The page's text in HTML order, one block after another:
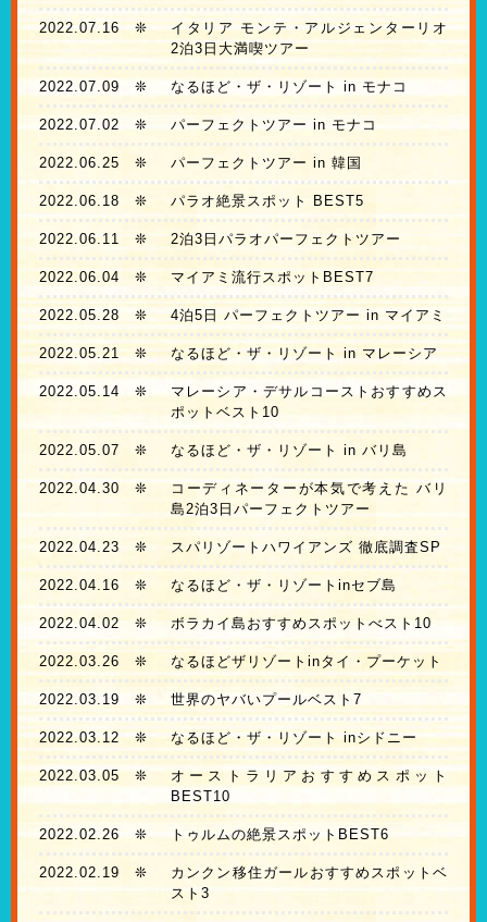
2022.07.16❊
イタリア モンテ・アルジェンターリオ
2泊3日大満喫ツアー
2022.07.09 ❊ なるほど・ザ・リゾート in モナコ
2022.07.02 ❊ パーフェクトツアー in モナコ
2022.06.25 ❊ パーフェクトツアー in 韓国
2022.06.18 ❊ パラオ絶景スポット BEST5
2022.06.11 ❊ 2泊3日パラオパーフェクトツアー
2022.06.04 ❊ マイアミ流行スポットBEST7
2022.05.28 ❊ 4泊5日 パーフェクトツアー in マイアミ
2022.05.21 ❊ なるほど・ザ・リゾート in マレーシア
2022.05.14 ❊
マレーシア・デサルコーストおすすめス
ポットベスト10
2022.05.07 ❊ なるほど・ザ・リゾート in バリ島
2022.04.30 ❊
コーディネーターが本気で考えた バリ
島2泊3日パーフェクトツアー
2022.04.23 ❊ スパリゾートハワイアンズ 徹底調査SP
2022.04.16 ❊ なるほど・ザ・リゾートinセブ島
2022.04.02 ❊ ボラカイ島おすすめスポットべスト10
2022.03.26 ❊ なるほどザリゾートinタイ・プーケット
2022.03.19 ❊ 世界のヤバいプールベスト7
2022.03.12❊ なるほど・ザ・リゾート inシドニー
2022.03.05 ❊
オーストラリアおすすめスポット
BEST10
2022.02.26 ❊ トゥルムの絶景スポットBEST6
2022.02.19 ❊
カンクン移住ガールおすすめスポットベ
スト3